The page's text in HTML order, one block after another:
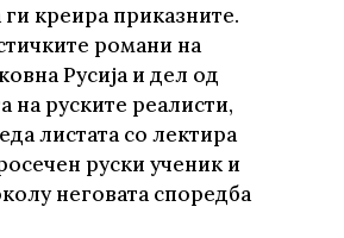
ги креира приказните.
романи на
Русија и дел од
на руските реалисти,
листата со лектира
руски ученик и
неговата споредба